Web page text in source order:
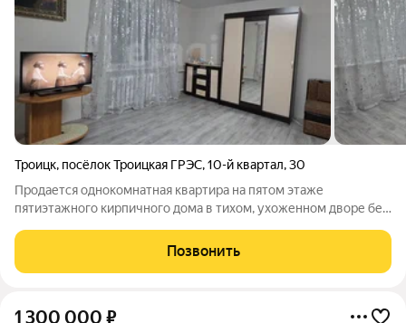
Троицк, посёлок Троицкая ГРЭС,10-й квартал,30
Продается однокомнатная квартира на пятом этаже
пятиэтажного кирпичного дома в тихом, ухоженном дворе без
выполнен качественный современный ремонт с заменой всей
инженерной части: установлена новая
Позвонить
1 300 000 ₽